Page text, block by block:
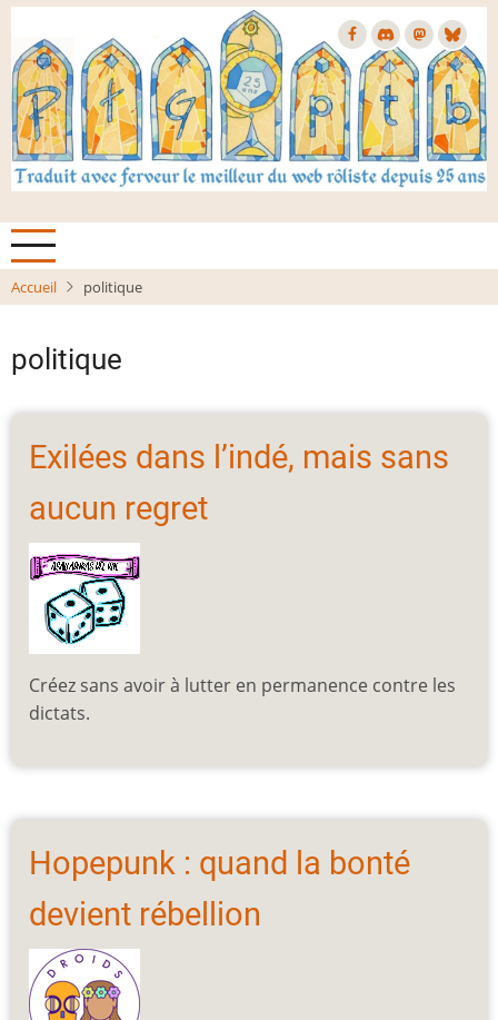
Aller
contenu
principal
Accueil politique
politique
Exilées dans l’indé, mais sans
aucun regret
Créez sans avoir à lutter en permanence contre les
dictats.
Hopepunk : quand la bonté
devient rébellion